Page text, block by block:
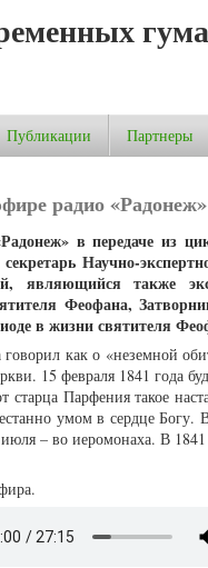
Публикации Партнеры
радио «Радонеж»
в передаче
Научно-
являющийся также
Феофана,
в жизни святителя
как о «неземной
15 февраля 1841 года
Парфения такое
умом в сердце Богу.
– во иеромонаха. В